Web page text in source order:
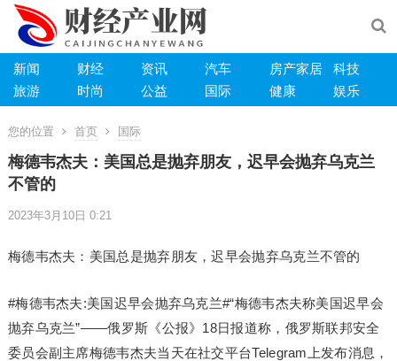
新闻 财经 资讯 汽车 房产家居
科技
旅游
时尚 公益 国际 健康 娱乐
您的位置 首页 国际
梅德韦杰夫：美国总是抛弃朋友，迟早会抛弃乌克兰
不管的
2023年3月10日 0:21
梅德韦杰夫：美国总是抛弃朋友，迟早会抛弃乌克兰不管的
#梅德韦杰夫:美国迟早会抛弃乌克兰#“梅德韦杰夫称美国迟早会
抛弃乌克兰”——俄罗斯《公报》18日报道称，俄罗斯联邦安全
委员会副主席梅德韦杰夫当天在社交平台Telegram上发布消息，